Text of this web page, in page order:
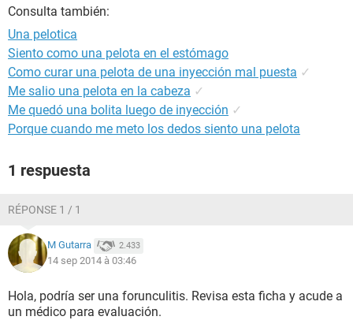
Consulta también:
Una pelotica
Siento como una pelota en el estómago
Como curar una pelota de una inyección mal puesta ✓
Me salio una pelota en la cabeza ✓
Me quedó una bolita luego de inyección ✓
Porque cuando me meto los dedos siento una pelota
1 respuesta
RÉPONSE 1 / 1
M Gutarra 2.433
14 sep 2014 à 03:46
Hola, podría ser una forunculitis. Revisa esta ficha y acude a
un médico para evaluación.